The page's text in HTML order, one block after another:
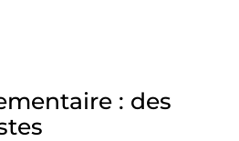
: des